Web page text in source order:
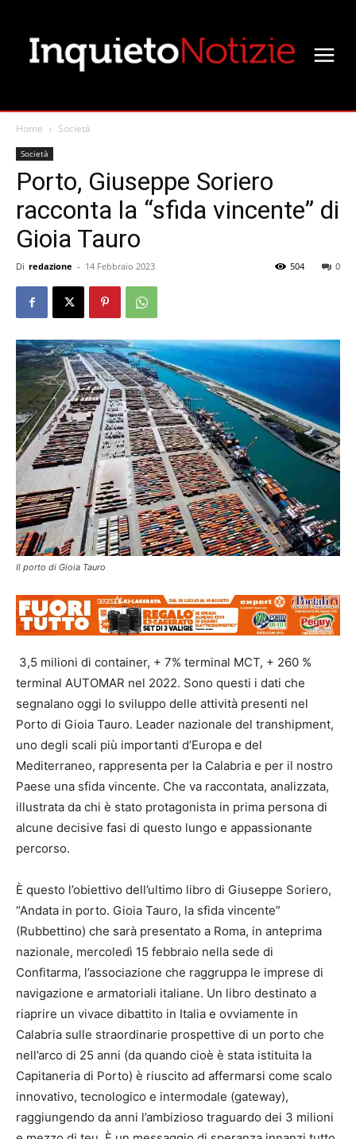
Home Società
Società
Porto, Giuseppe Soriero
racconta la “sfida vincente” di
Gioia Tauro
Di redazione - 14 Febbraio 2023 0
504
Il porto di Gioia Tauro
3,5 milioni di container, + 7% terminal MCT, + 260 %
terminal AUTOMAR nel 2022. Sono questi i dati che
segnalano oggi lo sviluppo delle attività presenti nel
Porto di Gioia Tauro. Leader nazionale del transhipment,
uno degli scali più importanti d’Europa e del
Mediterraneo, rappresenta per la Calabria e per il nostro
Paese una sfida vincente. Che va raccontata, analizzata,
illustrata da chi è stato protagonista in prima persona di
alcune decisive fasi di questo lungo e appassionante
percorso.
È questo l’obiettivo dell’ultimo libro di Giuseppe Soriero,
“Andata in porto. Gioia Tauro, la sfida vincente”
(Rubbettino) che sarà presentato a Roma, in anteprima
nazionale, mercoledì 15 febbraio nella sede di
Confitarma, l’associazione che raggruppa le imprese di
navigazione e armatoriali italiane. Un libro destinato a
riaprire un vivace dibattito in Italia e ovviamente in
Calabria sulle straordinarie prospettive di un porto che
nell’arco di 25 anni (da quando cioè è stata istituita la
Capitaneria di Porto) è riuscito ad affermarsi come scalo
innovativo, tecnologico e intermodale (gateway),
raggiungendo da anni l’ambizioso traguardo dei 3 milioni